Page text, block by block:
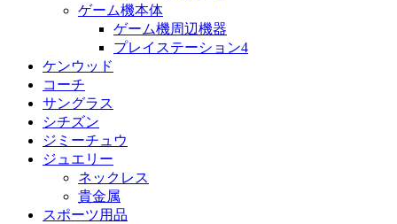
ゲーム機本体
ゲーム機周辺機器
プレイステーション4
ケンウッド
コーチ
サングラス
シチズン
ジミーチュウ
ジュエリー
ネックレス
貴金属
スポーツ用品